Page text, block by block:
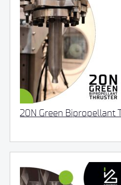
20N Green Bipropellant